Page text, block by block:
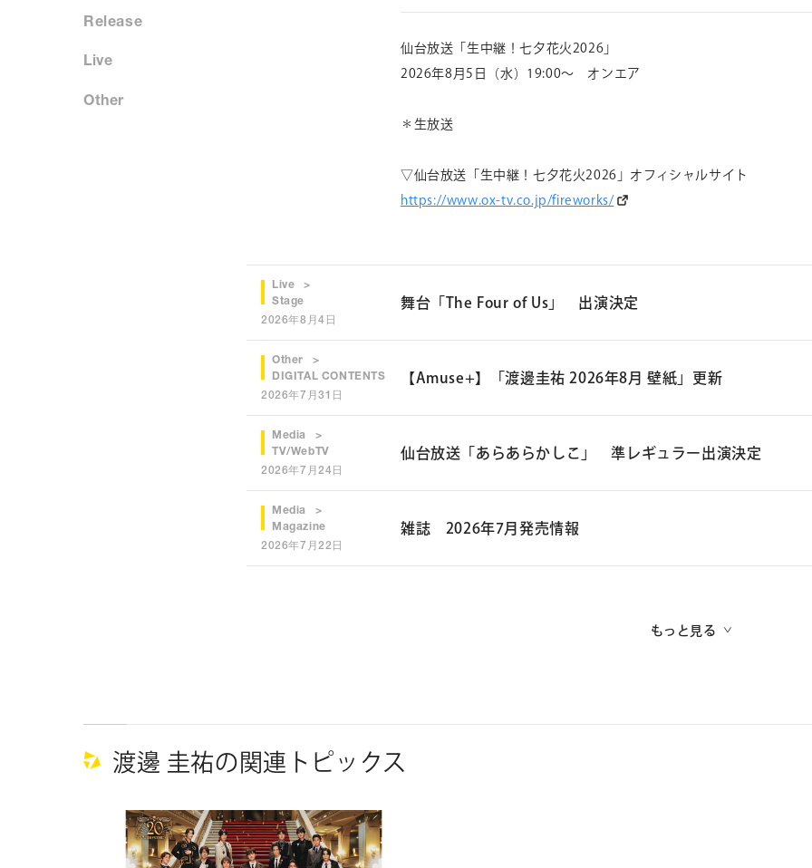
Release
Live
Other
仙台放送「生中継！七夕花火2026」
2026年8月5日（水）19:00～ オンエア
＊生放送
▽仙台放送「生中継！七夕花火2026」オフィシャルサイト
https://www.ox-tv.co.jp/fireworks/
Live
Stage
2026年8月4日
舞台「The Four of Us」 出演決定
舞台「The Four of Us」
公演日：2027年1月9日（土）～1月24日（日）
【大阪公演】
Other
DIGITAL CONTENTS
2026年7月31日
【Amuse+】「渡邊圭祐 2026年8月 壁紙」更新
詳細ページへ
Media
TV/WebTV
2026年7月24日
仙台放送「あらあらかしこ」 準レギュラー出演決定
仙台放送「あらあらかしこ」
2026年7月25日（土）10:25〜11:25 オンエア
Media
Magazine
2026年7月22日
雑誌 2026年7月発売情報
もっと見る
渡邊 圭祐の関連トピックス